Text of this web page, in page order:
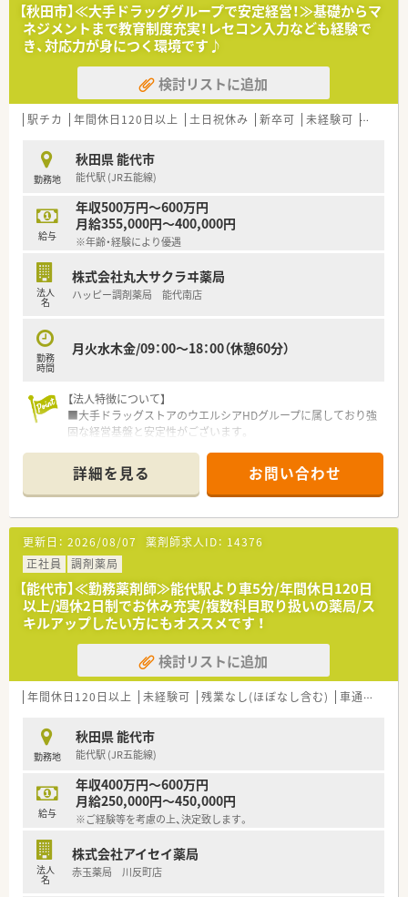
【秋田市】≪大手ドラッググループで安定経営！≫基礎からマ
ネジメントまで教育制度充実！レセコン入力なども経験で
き、対応力が身につく環境です♪
検討リストに追加
駅チカ 年間休日120日以上 土日祝休み 新卒可 未経験可 ブラン
勤務地
秋田県 能代市
能代駅 (JR五能線)
給与
年収500万円～600万円
月給355,000円～400,000円
※年齢・経験により優遇
法人
名
株式会社丸大サクラヰ薬局
ハッピー調剤薬局 能代南店
勤務
時間
月火水木金/09：00～18：00（休憩60分）
【法人特徴について】
■大手ドラッグストアのウエルシアHDグループに属しており強
固な経営基盤と安定性がございます。
を広く展開している企業です。
■地域を大切にする企業として健康イベントや介護事業、お薬の
配達など社会貢献活動にも注力しています。
【店舗情報と応需状況について】
■JR五能線の能代駅から車で約5分という通勤しやすい立地に
店舗を構えております。
■1日の処方箋応需枚数は10枚程度と少なく面対応が中心でご
ざいますので落ち着いて業務に取り組めます。
■勤務体制は正社員薬剤師1名、パート薬剤師1名、事務員で協力
しながら業務を進めている状況です。
【求人情報について】
■ご経験に応じて年収600万円まで相談可能であり若くして高
年収を目指せる求人でございます。
力的な条件の一つです。
■住宅手当や役職手当、通勤手当など各種手当が充実しており安
心して勤務できる環境です。
【想定される業務内容】
■主に面対応の処方箋に対する調剤業務、監査、服薬指導をご担
当いただくことになります。
ため調剤業務に集中できます。
■レセコン業務もございますが導入時のOJT研修で丁寧に指導
詳細を見る お問い合わせ
更新日： 2026/08/07 薬剤師求人ID： 14376
正社員
調剤薬局
【能代市】≪勤務薬剤師≫能代駅より車5分/年間休日120日
以上/週休2日制でお休み充実/複数科目取り扱いの薬局/ス
キルアップしたい方にもオススメです ！
検討リストに追加
年間休日120日以上 未経験可 残業なし(ほぼなし含む) 車通勤可
勤務地
秋田県 能代市
能代駅 (JR五能線)
給与
年収400万円～600万円
月給250,000円～450,000円
※ご経験等を考慮の上、決定致します。
法人
名
株式会社アイセイ薬局
赤玉薬局 川反町店